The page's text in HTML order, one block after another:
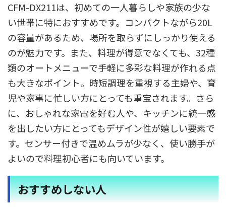
CFM-DX211は、初めての一人暮らしや家族の少な
い世帯に特におすすめです。コンパクトながら20L
の容量があるため、場所を取らずにしっかり使える
のが魅力です。また、料理が得意でなくても、32種
類のオートメニューで手軽に多彩な料理が作れる点
も大きなポイント。時短調理を重視する主婦や、育
児や家事に忙しい方にとっても重宝されます。さら
に、おしゃれな家電を好む人や、キッチンに統一感
を出したい方にとってもデザイン性が嬉しい要素で
す。センサー付きで温めムラが少なく、使い勝手が
よいので料理初心者にも向いています。
おすすめしない人